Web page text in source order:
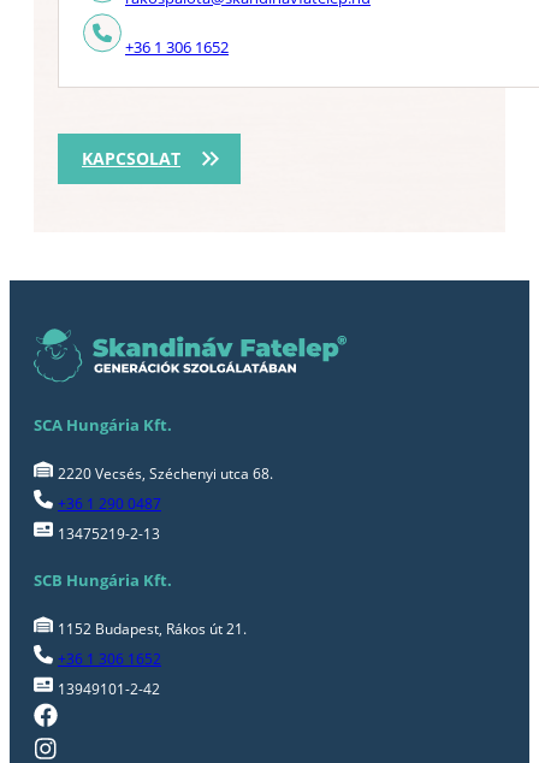
KAPCSOLAT
+36 1 306 1652
SCA Hungária Kft.
2220 Vecsés, Széchenyi utca 68.
+36 1 290 0487
13475219-2-13
SCB Hungária Kft.
1152 Budapest, Rákos út 21.
+36 1 306 1652
13949101-2-42